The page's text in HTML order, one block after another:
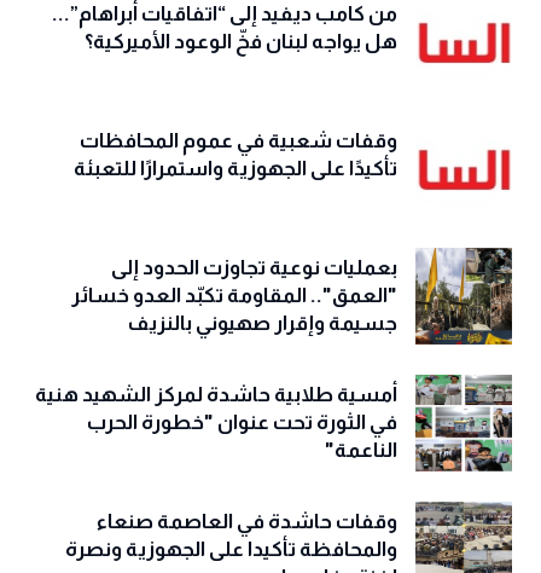
من كامب ديفيد إلى “اتفاقيات أبراهام”...
هل يواجه لبنان فخّ الوعود الأميركية؟
وقفات شعبية في عموم المحافظات
تأكيدًا على الجهوزية واستمرارًا للتعبئة
بعمليات نوعية تجاوزت الحدود إلى
"العمق".. المقاومة تكبّد العدو خسائر
جسيمة وإقرار صهيوني بالنزيف
أمسية طلابية حاشدة لمركز الشهيد هنية
في الثورة تحت عنوان "خطورة الحرب
الناعمة"
وقفات حاشدة في العاصمة صنعاء
والمحافظة تأكيدا على الجهوزية ونصرة